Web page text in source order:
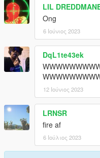
LIL
Ong
6 Ιούνιος 2023
DqL1te43ek
12 Ιούνιος 2023
LRNSR
fire af
6 Ιούλιος 2023